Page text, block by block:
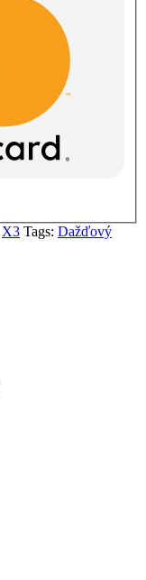
X3 Tags: Dažďový